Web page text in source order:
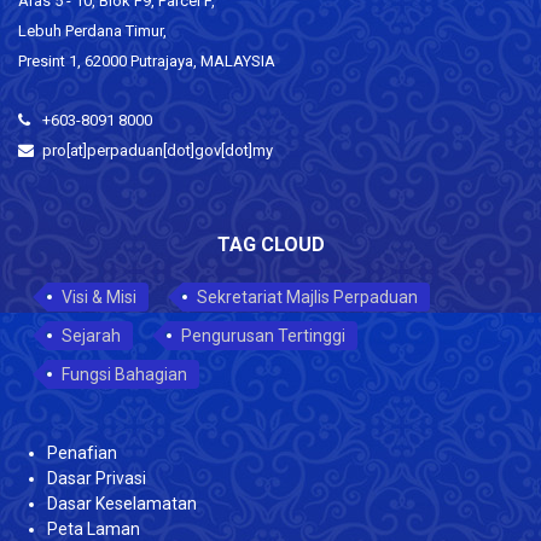
Lebuh Perdana Timur,
Presint 1, 62000 Putrajaya, MALAYSIA
+603-8091 8000
pro[at]perpaduan[dot]gov[dot]my
TAG CLOUD
Visi & Misi
Sekretariat Majlis Perpaduan
Sejarah
Pengurusan Tertinggi
Fungsi Bahagian
Penafian
Dasar Privasi
Dasar Keselamatan
Peta Laman